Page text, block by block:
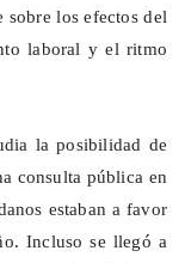
sobre los efectos del
laboral y el ritmo
la posibilidad de
consulta pública en
estaban a favor
Incluso se llegó a